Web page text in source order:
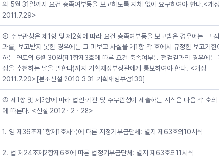
의 5월 31일까지 요건 충족여부등을 보고하도록 지체 없이 요구하여야 한다.<개정
2011.7.29>
③ 주무관청은 제1항 및 제2항에 따라 요건 충족여부등을 보고받은 경우에는 그
과를, 보고받지 못한 경우에는 그 미보고 사실을 제1항 각 호에서 규정한 보고기한
하는 연도의 6월 30일(제1항제3호에 따른 요건 충족여부등 점검결과의 경우에는
정을 추천하는 날을 말한다)까지 기획재정부장관에게 통보하여야 한다. <개정
2011.7.29>[본조신설 2010·3·31 기획재정부령139]
④ 제1항 및 제3항에 따라 법인·기관 및 주무관청이 제출하는 서식은 다음 각 호의
에 따른다. <신설 2012ㆍ2ㆍ28>
1. 영 제36조제1항제1호사목에 따른 지정기부금단체: 별지 제63호의10서식
2. 법 제24조제2항제6호에 따른 법정기부금단체: 별지 제63호의11서식